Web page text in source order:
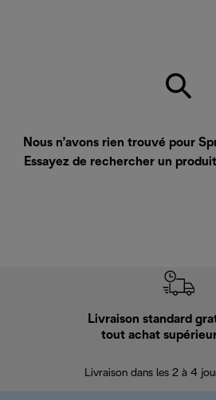
Nous n’avons rien trouvé pour
Essayez de rechercher un
Livraison standard
tout achat
Livraison dans les 2 à 4